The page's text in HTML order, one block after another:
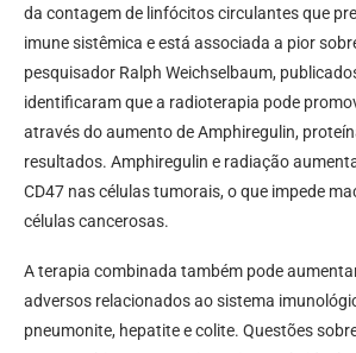
da contagem de linfócitos circulantes que
imune sistêmica e está associada a pior
pesquisador Ralph Weichselbaum,
identificaram que a radioterapia pode
através do aumento de Amphiregulin,
resultados. Amphiregulin e radiação
CD47 nas células tumorais, o que impede
células cancerosas.
A terapia combinada também pode
adversos relacionados ao sistema
pneumonite, hepatite e colite. Questões